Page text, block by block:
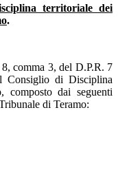
territoriale dei
.
comma 3, del D.P.R. 7
Consiglio di Disciplina
composto dai seguenti
di Teramo: